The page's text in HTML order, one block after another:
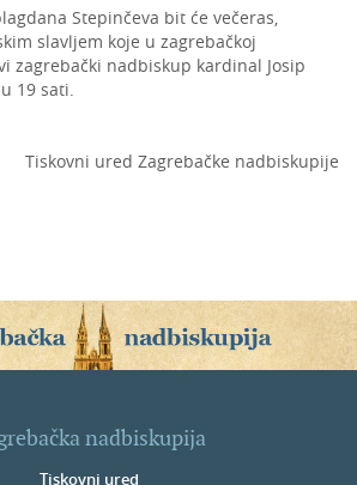
Stepinčeva bit će večeras,
slavljem koje u zagrebačkoj
zagrebački nadbiskup kardinal Josip
19 sati.
Tiskovni ured Zagrebačke nadbiskupije
nadbiskupija
Tiskovni ured